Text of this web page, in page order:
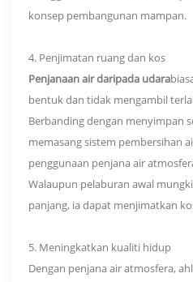
konsep pembangunan mampan.
4. Penjimatan ruang dan kos
Penjanaan air daripada udara
bentuk dan tidak mengambil
Berbanding dengan menyimpan
memasang sistem pembersihan
penggunaan penjana air
Walaupun pelaburan awal
panjang, ia dapat menjimatkan
5. Meningkatkan kualiti hidup
Dengan penjana air atmosfera,